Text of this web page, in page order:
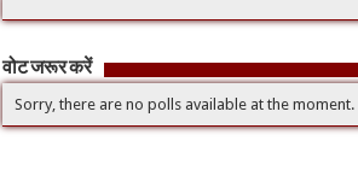
वोट जरूर करें
Sorry, there are no polls available at the moment.